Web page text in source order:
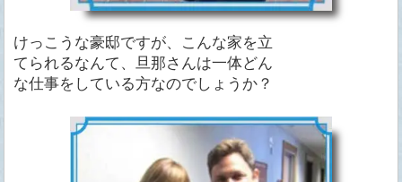
けっこうな豪邸ですが、こんな家を立
てられるなんて、旦那さんは一体どん
な仕事をしている方なのでしょうか？